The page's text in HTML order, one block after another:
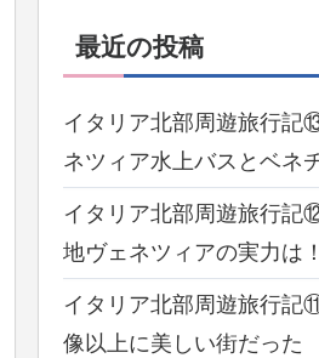
最近の投稿
イタリア北部周遊旅行
ネツィア水上バスとベネ
イタリア北部周遊旅行
地ヴェネツィアの実力は
イタリア北部周遊旅行
像以上に美しい街だった